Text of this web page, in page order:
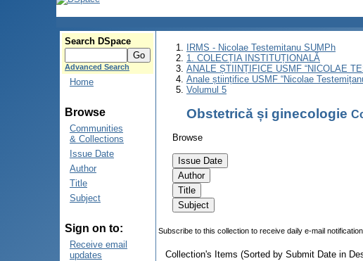
Search DSpace
Advanced Search
Home
Browse
Communities
& Collections
Issue Date
Author
Title
Subject
Sign on to:
Receive email
updates
IRMS - Nicolae Testemitanu SUMPh
1. COLECȚIA INSTITUȚIONALĂ
ANALE ȘTIINȚIFICE USMF “NICOLAE
Anale științifice USMF “Nicolae
Volumul 5
Obstetrică și ginecologie
Browse
Subscribe to this collection to receive daily e-mail
Collection's Items (Sorted by Submit Date in